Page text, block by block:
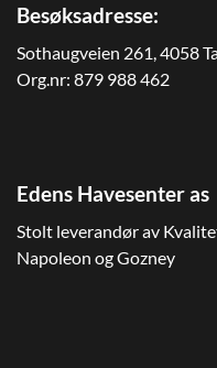
Besøksadresse:
Sothaugveien 261, 4058
Org.nr: 879 988 462
Edens Havesenter as
Stolt leverandør av
Napoleon og Gozney